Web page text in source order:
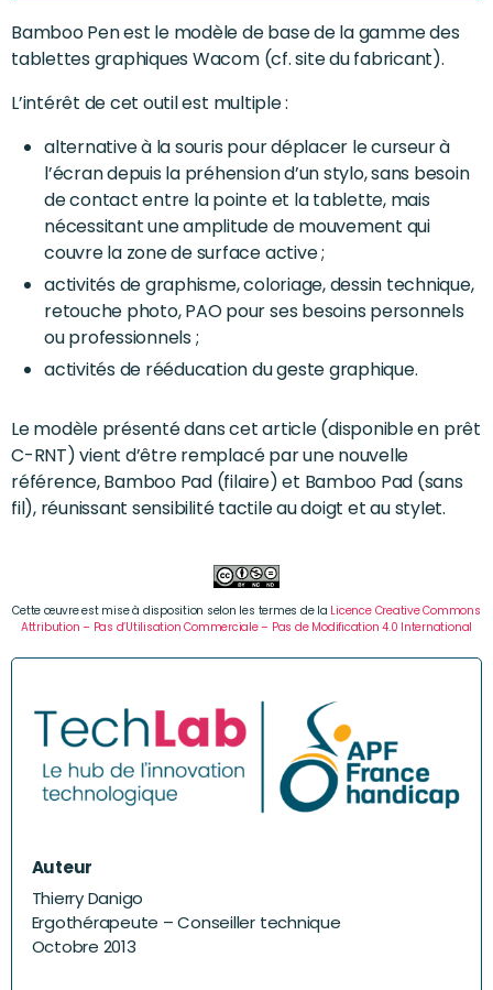
Bamboo Pen est le modèle de base de la gamme des
tablettes graphiques Wacom (cf. site du fabricant).
L’intérêt de cet outil est multiple :
alternative à la souris pour déplacer le curseur à
l’écran depuis la préhension d’un stylo, sans besoin
de contact entre la pointe et la tablette, mais
nécessitant une amplitude de mouvement qui
couvre la zone de surface active ;
activités de graphisme, coloriage, dessin technique,
retouche photo, PAO pour ses besoins personnels
ou professionnels ;
activités de rééducation du geste graphique.
Le modèle présenté dans cet article (disponible en prêt
C-RNT) vient d’être remplacé par une nouvelle
référence, Bamboo Pad (filaire) et Bamboo Pad (sans
fil), réunissant sensibilité tactile au doigt et au stylet.
Cette œuvre est mise à disposition selon les termes de la Licence Creative Commons
Attribution – Pas d’Utilisation Commerciale – Pas de Modification 4.0 International
Auteur
Thierry Danigo
Ergothérapeute – Conseiller technique
Octobre 2013